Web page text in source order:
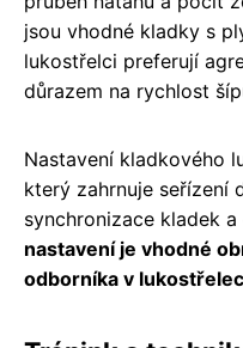
jsou vhodné kladky s
lukostřelci preferují
důrazem na rychlost
Nastavení kladkového
který zahrnuje seřízení
synchronizace kladek
nastavení je vhodné
odborníka v